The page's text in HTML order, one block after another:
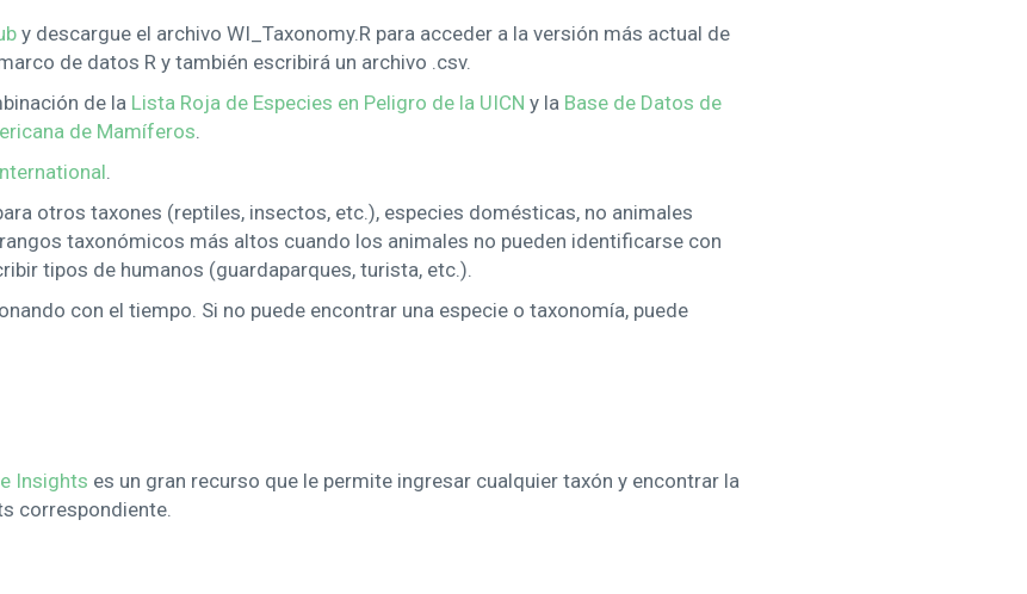
y descargue el archivo WI_Taxonomy.R para acceder a la versión más actual de
de datos R y también escribirá un archivo .csv.
de la Lista Roja de Especies en Peligro de la UICN y la Base de Datos de
de Mamíferos.
.
otros taxones (reptiles, insectos, etc.), especies domésticas, no animales
taxonómicos más altos cuando los animales no pueden identificarse con
tipos de humanos (guardaparques, turista, etc.).
con el tiempo. Si no puede encontrar una especie o taxonomía, puede
Insights es un gran recurso que le permite ingresar cualquier taxón y encontrar la
correspondiente.